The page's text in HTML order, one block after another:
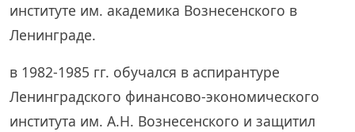
институте им. академика Вознесенского в
Ленинграде.
в 1982-1985 гг. обучался в аспирантуре
Ленинградского финансово-экономического
института им. А.Н. Вознесенского и защитил